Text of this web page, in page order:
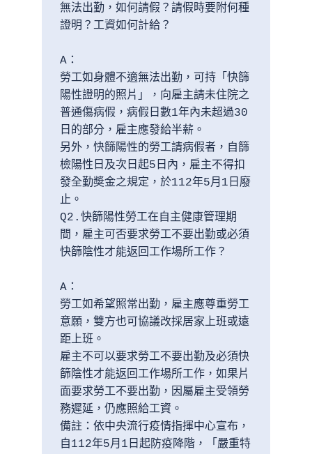
無法出勤，如何請假？請假時要附何種
證明？工資如何計給？
A：
勞工如身體不適無法出勤，可持「快篩
陽性證明的照片」，向雇主請未住院之
普通傷病假，病假日數1年內未超過30
日的部分，雇主應發給半薪。
另外，快篩陽性的勞工請病假者，自篩
檢陽性日及次日起5日內，雇主不得扣
發全勤奬金之規定，於112年5月1日廢
止。
Q2.快篩陽性勞工在自主健康管理期
間，雇主可否要求勞工不要出勤或必須
快篩陰性才能返回工作場所工作？
A：
勞工如希望照常出勤，雇主應尊重勞工
意願，雙方也可協議改採居家上班或遠
距上班。
雇主不可以要求勞工不要出勤及必須快
篩陰性才能返回工作場所工作，如果片
面要求勞工不要出勤，因屬雇主受領勞
務遲延，仍應照給工資。
備註：依中央流行疫情指揮中心宣布，
自112年5月1日起防疫降階，「嚴重特